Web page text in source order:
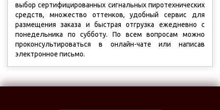
выбор сертифицированных сигнальных пиротехнических
средств, множество оттенков, удобный сервис для
размещения заказа и быстрая отгрузка ежедневно с
понедельника по субботу. По всем вопросам можно
проконсультироваться в онлайн-чате или написав
электронное письмо.